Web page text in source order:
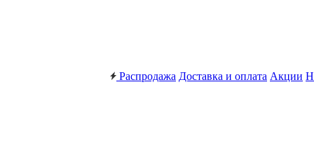
Распродажа Доставка и оплата Акции